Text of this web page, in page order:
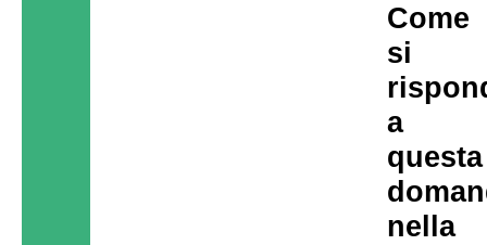
Come
si
a
questa
nella